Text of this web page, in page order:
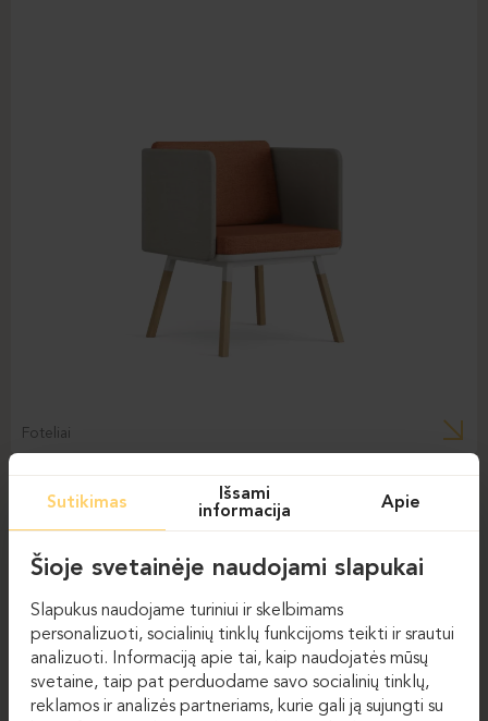
Foteliai
BOXY
Sutikimas
Išsami
informacija
Apie
Šioje svetainėje naudojami slapukai
Slapukus naudojame turiniui ir skelbimams
personalizuoti, socialinių tinklų funkcijoms teikti ir srautui
analizuoti. Informaciją apie tai, kaip naudojatės mūsų
svetaine, taip pat perduodame savo socialinių tinklų,
reklamos ir analizės partneriams, kurie gali ją sujungti su